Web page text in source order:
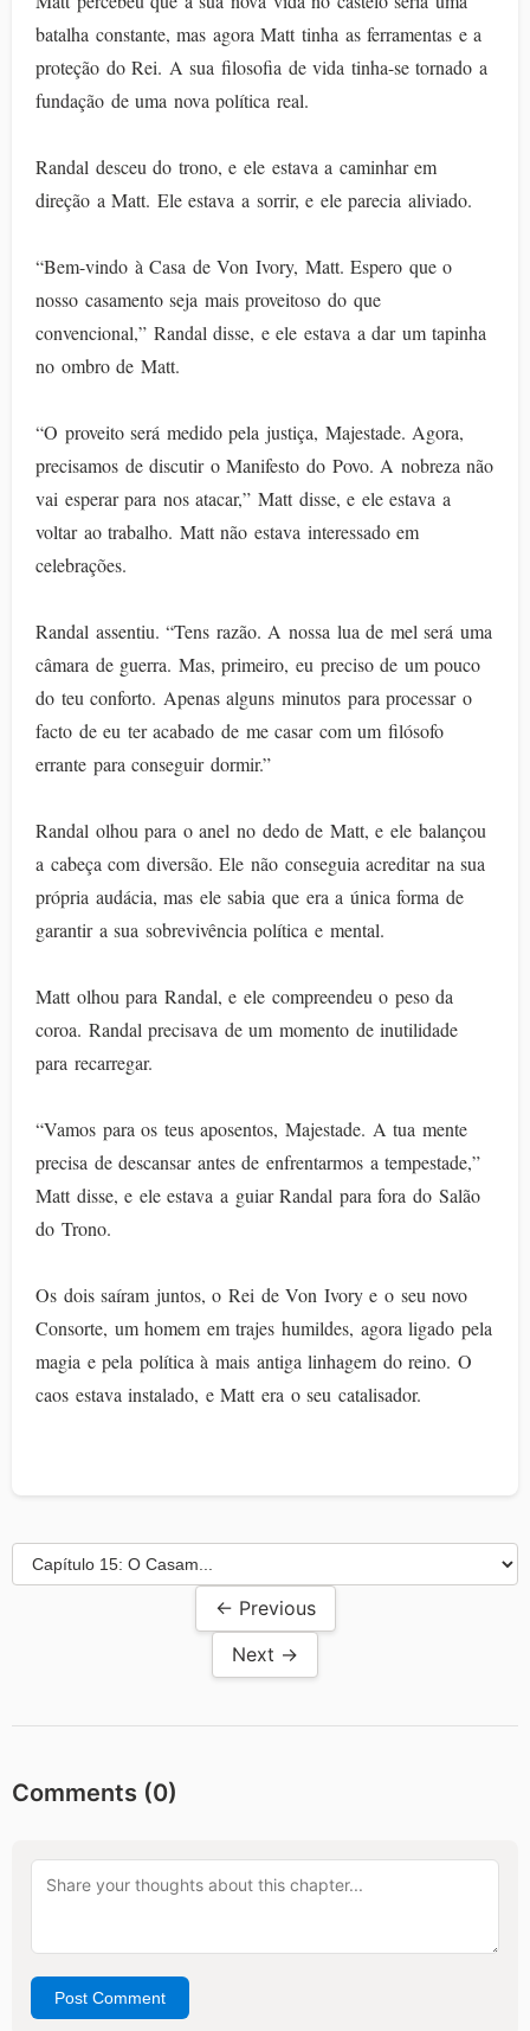
batalha constante, mas agora Matt tinha as ferramentas e a
proteção do Rei. A sua filosofia de vida tinha-se tornado a
fundação de uma nova política real.
Randal desceu do trono, e ele estava a caminhar em
direção a Matt. Ele estava a sorrir, e ele parecia aliviado.
“Bem-vindo à Casa de Von Ivory, Matt. Espero que o
nosso casamento seja mais proveitoso do que
convencional,” Randal disse, e ele estava a dar um tapinha
no ombro de Matt.
“O proveito será medido pela justiça, Majestade. Agora,
precisamos de discutir o Manifesto do Povo. A nobreza não
vai esperar para nos atacar,” Matt disse, e ele estava a
voltar ao trabalho. Matt não estava interessado em
celebrações.
Randal assentiu. “Tens razão. A nossa lua de mel será uma
câmara de guerra. Mas, primeiro, eu preciso de um pouco
do teu conforto. Apenas alguns minutos para processar o
facto de eu ter acabado de me casar com um filósofo
errante para conseguir dormir.”
Randal olhou para o anel no dedo de Matt, e ele balançou
a cabeça com diversão. Ele não conseguia acreditar na sua
própria audácia, mas ele sabia que era a única forma de
garantir a sua sobrevivência política e mental.
Matt olhou para Randal, e ele compreendeu o peso da
coroa. Randal precisava de um momento de inutilidade
para recarregar.
“Vamos para os teus aposentos, Majestade. A tua mente
precisa de descansar antes de enfrentarmos a tempestade,”
Matt disse, e ele estava a guiar Randal para fora do Salão
do Trono.
Os dois saíram juntos, o Rei de Von Ivory e o seu novo
Consorte, um homem em trajes humildes, agora ligado pela
magia e pela política à mais antiga linhagem do reino. O
caos estava instalado, e Matt era o seu catalisador.
← Previous
Next →
Comments (0)
Post Comment